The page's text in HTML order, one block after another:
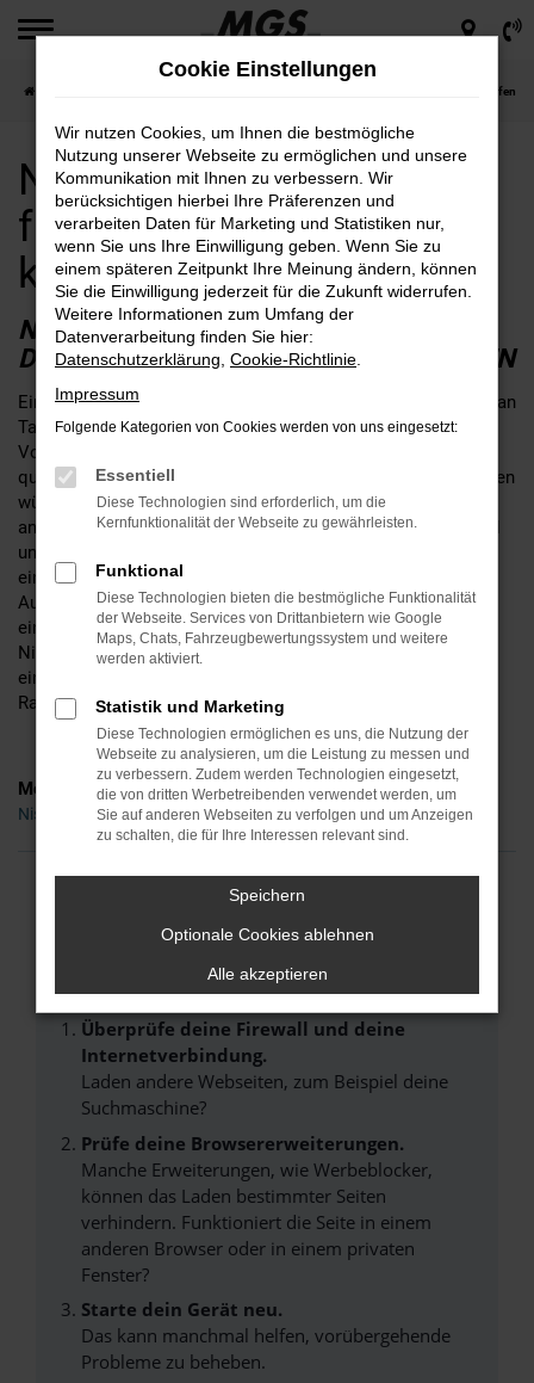
Zum
springen
Nissan Tageszulassung für Dresden günstig kaufen
Nissan Tageszulassung
für Dresden günstig
kaufen
NISSAN TAGESZULASSUNG FÜR
DRESDEN – BEI EINSTIEG GELD SPAREN
Ein Auto kaufen und gleichzeitig Geld sparen? Mit einer Nissan
Tageszulassung für Dresden ist dies problemlos möglich.
Voraussetzung hierfür ist, dass Sie keinerlei Abstriche in
qualitativer Hinsicht hinnehmen möchten und einen Neuwagen
wünschen. Als Nissan Tageszulassung werden Neuwagen
angeboten, die noch keinen einzigen Kilometer gefahren sind
und für exakt einen Tag in Dresden oder einem anderen Ort
eine Zulassung erhalten haben. Es steht somit der
Autohändler als Vorbesitzer in den Fahrzeugpapieren, was
einen erheblichen Einfluss auf die Preissetzung hat. Jede
Nissan Tageszulassung ist ein neues Fahrzeug, das formell
einen Gebrauchtwagen darstellt. Der Vorteil liegt in den
Rabatten, die sich nur so einräumen lassen.
Modelle
Nissan Juke Tageszulassung Dresden
FEHLER: NETWORK ERROR
Hier sind ein paar Tipps, die dir helfen können:
Überprüfe deine Firewall und deine
Internetverbindung.
Laden andere Webseiten, zum Beispiel deine
Suchmaschine?
Prüfe deine Browsererweiterungen.
Manche Erweiterungen, wie Werbeblocker,
können das Laden bestimmter Seiten
verhindern. Funktioniert die Seite in einem
anderen Browser oder in einem privaten
Fenster?
Starte dein Gerät neu.
Das kann manchmal helfen, vorübergehende
Probleme zu beheben.
Cookie Einstellungen
Wir nutzen Cookies, um Ihnen die bestmögliche
Nutzung unserer Webseite zu ermöglichen und unsere
Kommunikation mit Ihnen zu verbessern. Wir
berücksichtigen hierbei Ihre Präferenzen und
verarbeiten Daten für Marketing und Statistiken nur,
wenn Sie uns Ihre Einwilligung geben. Wenn Sie zu
einem späteren Zeitpunkt Ihre Meinung ändern, können
Sie die Einwilligung jederzeit für die Zukunft widerrufen.
Weitere Informationen zum Umfang der
Datenverarbeitung finden Sie hier:
Datenschutzerklärung Cookie-Richtlinie
Impressum
Folgende Kategorien von Cookies werden von uns eingesetzt:
Essentiell
Diese Technologien sind erforderlich, um die
Kernfunktionalität der Webseite zu gewährleisten.
Funktional
Diese Technologien bieten die bestmögliche Funktionalität
der Webseite. Services von Drittanbietern wie Google
Maps, Chats, Fahrzeugbewertungssystem und weitere
werden aktiviert.
Statistik und Marketing
Diese Technologien ermöglichen es uns, die Nutzung der
Webseite zu analysieren, um die Leistung zu messen und
zu verbessern. Zudem werden Technologien eingesetzt,
die von dritten Werbetreibenden verwendet werden, um
Sie auf anderen Webseiten zu verfolgen und um Anzeigen
zu schalten, die für Ihre Interessen relevant sind.
Speichern
Optionale Cookies ablehnen
Alle akzeptieren